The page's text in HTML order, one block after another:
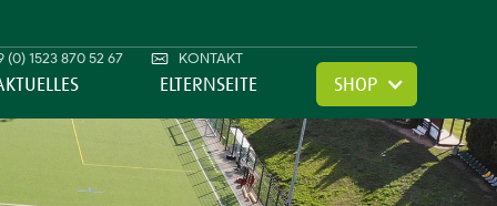
(0) 1523 870 52 67 KONTAKT
ELTERNSEITE SHOP